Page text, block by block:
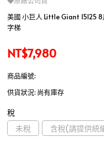
美國 小巨人 Little Giant 15125
字梯
NT$7,980
商品編號:
供貨狀況: 尚有庫存
稅
未稅
含稅(請提供統